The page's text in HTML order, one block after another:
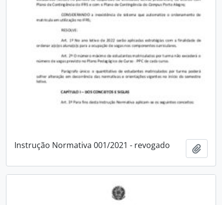
Instrução Normativa 001/2021 - revogado